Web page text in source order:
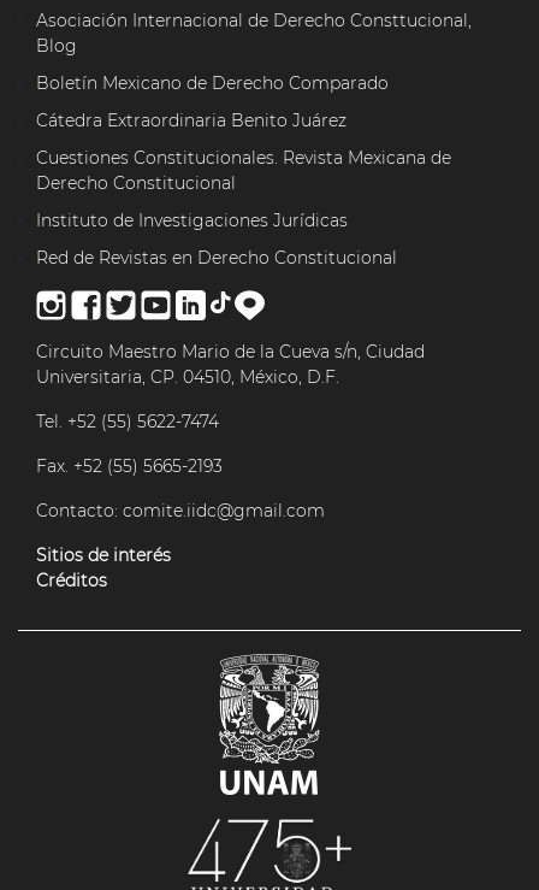
Asociación Internacional de Derecho Consttucional,
Blog
Boletín Mexicano de Derecho Comparado
Cátedra Extraordinaria Benito Juárez
Cuestiones Constitucionales. Revista Mexicana de
Derecho Constitucional
Instituto de Investigaciones Jurídicas
Red de Revistas en Derecho Constitucional
Circuito Maestro Mario de la Cueva s/n, Ciudad
Universitaria, CP. 04510, México, D.F.
Tel. +52 (55) 5622-7474
Fax. +52 (55) 5665-2193
Contacto: comite.iidc@gmail.com
Sitios de interés
Créditos